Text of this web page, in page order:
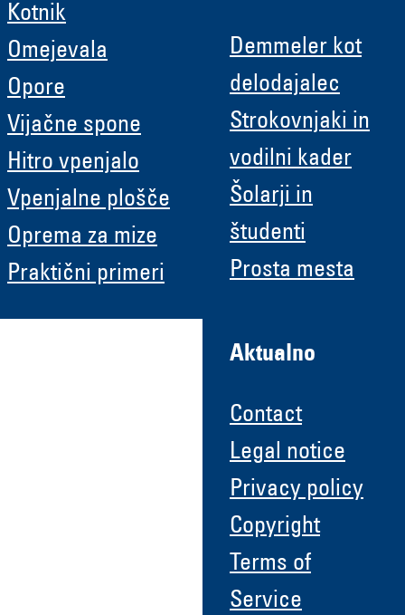
Kotnik
Omejevala
Opore
Vijačne spone
Hitro vpenjalo
Vpenjalne plošče
Oprema za mize
Praktični primeri
Demmeler kot
delodajalec
Strokovnjaki in
vodilni kader
Šolarji in
študenti
Prosta mesta
Aktualno
Contact
Legal notice
Privacy policy
Copyright
Terms of
Service